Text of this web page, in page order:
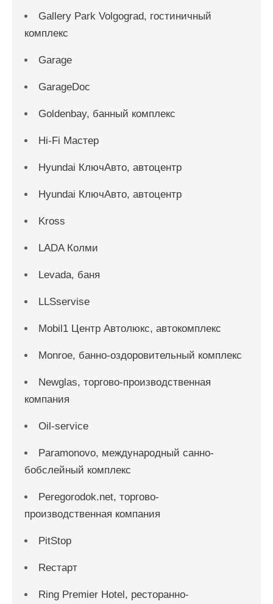
Gallery Park Volgograd, гостиничный
комплекс
Garage
GarageDoc
Goldenbay, банный комплекс
Hi-Fi Мастер
Hyundai КлючАвто, автоцентр
Hyundai КлючАвто, автоцентр
Kross
LADA Колми
Levada, баня
LLSservise
Mobil1 Центр Автолюкс, автокомплекс
Monroe, банно-оздоровительный комплекс
Newglas, торгово-производственная
компания
Oil-service
Paramonovo, международный санно-
бобслейный комплекс
Peregorodok.net, торгово-
производственная компания
PitStop
Reстарт
Ring Premier Hotel, ресторанно-